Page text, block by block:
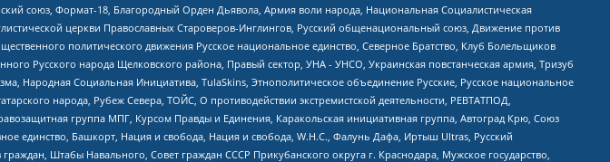
союз, Формат-18, Благородный Орден Дьявола, Армия воли народа, Национальная Социалистическая
церкви Православных Староверов-Инглингов, Русский общенациональный союз, Движение против
политического движения Русское национальное единство, Северное Братство, Клуб Болельщиков
Русского народа Щелковского района, Правый сектор, УНА - УНСО, Украинская повстанческая армия, Тризуб
Народная Социальная Инициатива, TulaSkins, Этнополитическое объединение Русские, Русское национальное
народа, Рубеж Севера, ТОЙС, О противодействии экстремистской деятельности, РЕВТАТПОД,
группа МПГ, Курсом Правды и Единения, Каракольская инициативная группа, Автоград Крю, Союз
единство, Башкорт, Нация и свобода, Нация и свобода, W.H.С., Фалунь Дафа, Иртыш Ultras, Русский
Штабы Навального, Совет граждан СССР Прикубанского округа г. Краснодара, Мужское государство,